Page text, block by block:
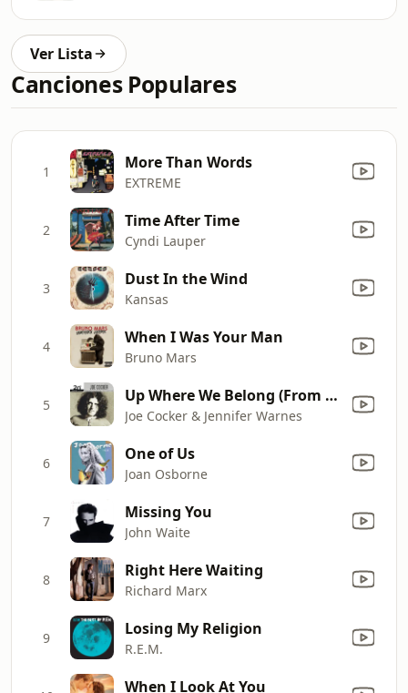
Ver Lista
Canciones Populares
1 More Than Words
EXTREME
2 Time After Time
Cyndi Lauper
3 Dust In the Wind
Kansas
4 When I Was Your Man
Bruno Mars
5 Up Where We Belong (From "An Officer and a Gentleman")
Joe Cocker & Jennifer Warnes
6 One of Us
Joan Osborne
7 Missing You
John Waite
8 Right Here Waiting
Richard Marx
9 Losing My Religion
R.E.M.
When I Look At You